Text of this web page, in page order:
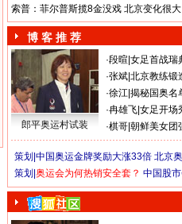
索普：菲尔普斯揽8金没戏 北京变化很大
博 客 推 荐
郎平奥运村试装
·段暄 女足首战瑞
·张斌 北京教练锻
·徐江 揭秘国奥名
·冉雄飞 女足开场
·棋哥 朝鲜美女团
策划| 中国奥运金牌奖励大涨33倍 北京
策划| 奥运会为何热销安全套？ 中国股